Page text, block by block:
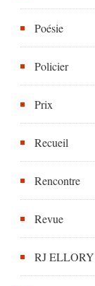
Poésie
Policier
Prix
Recueil
Rencontre
Revue
RJ ELLORY